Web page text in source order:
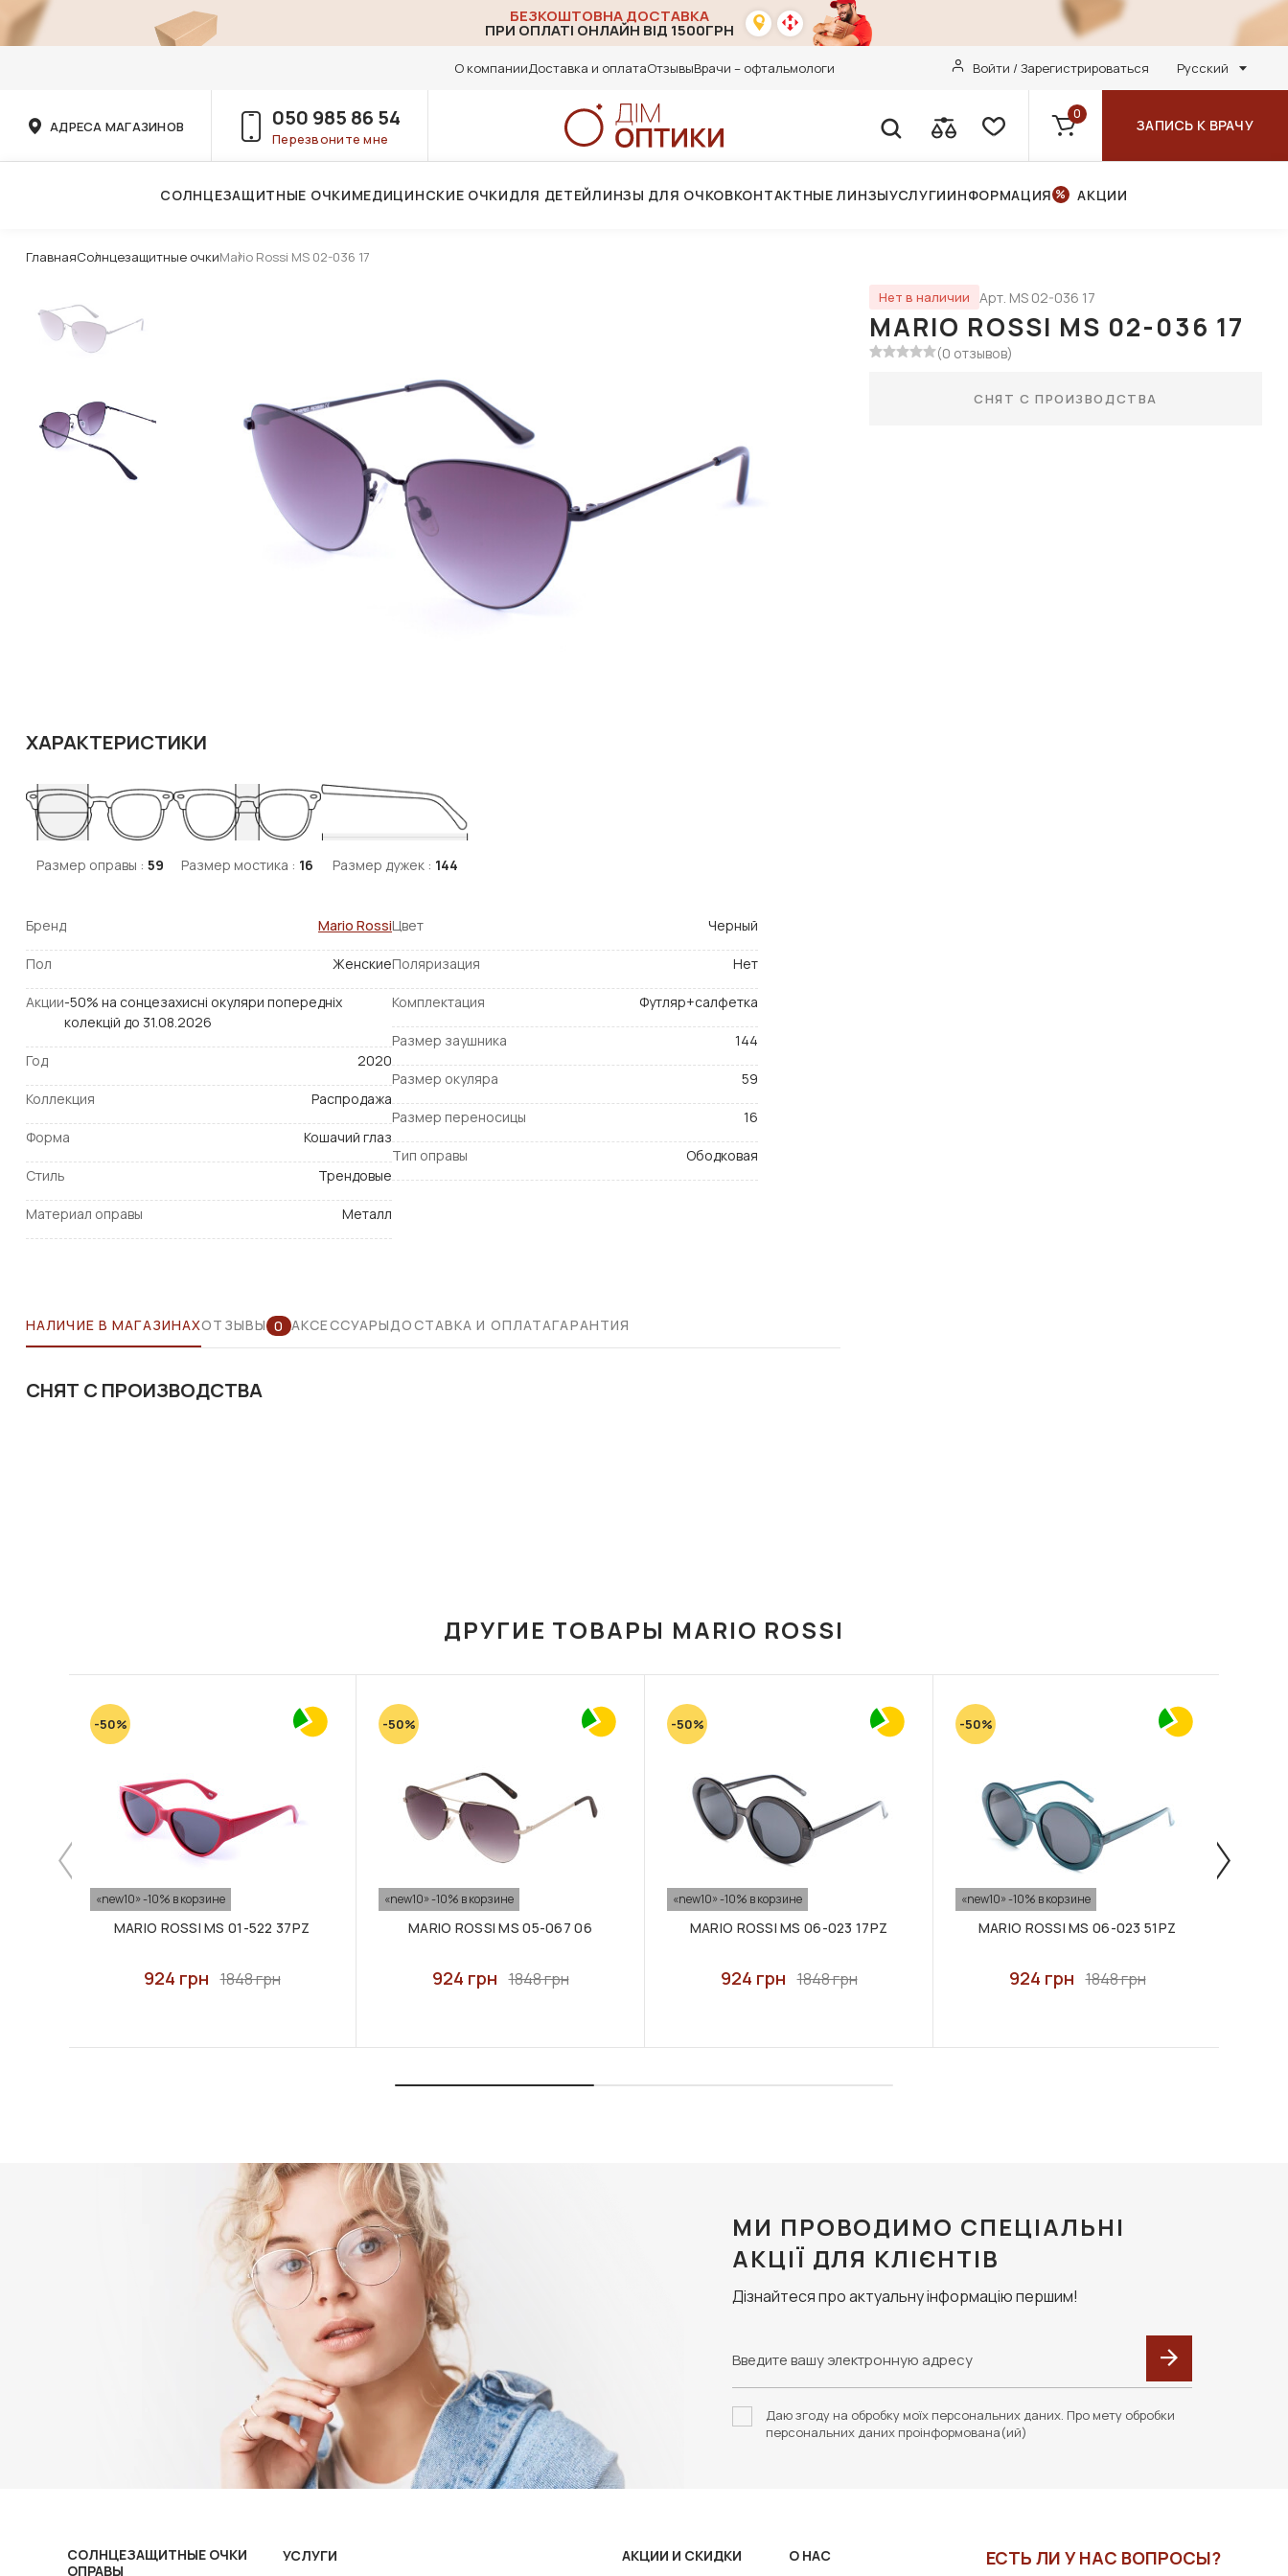
БЕЗКОШТОВНА ДОСТАВКА
ПРИ ОПЛАТІ ОНЛАЙН ВІД 1500ГРН
О компанииДоставка и оплатаОтзывыВрачи – офтальмологи Войти / Зарегистрироваться Русский
АДРЕСА МАГАЗИНОВ 050 985 86 54
Перезвоните мне
0
ЗАПИСЬ К ВРАЧУ
СОЛНЦЕЗАЩИТНЫЕ ОЧКИМЕДИЦИНСКИЕ ОЧКИДЛЯ ДЕТЕЙЛИНЗЫ ДЛЯ ОЧКОВКОНТАКТНЫЕ ЛИНЗЫУСЛУГИИНФОРМАЦИЯ АКЦИИ
ГлавнаяСолнцезащитные очкиMario Rossi MS 02-036 17
Нет в наличии Арт. MS 02-036 17
MARIO ROSSI MS 02-036 17
(0 отзывов)
СНЯТ С ПРОИЗВОДСТВА
ХАРАКТЕРИСТИКИ
Размер оправы : 59 Размер мостика : 16 Размер дужек : 144
Бренд Mario Rossi
Пол Женские
Акции-50% на сонцезахисні окуляри попередніх
колекцій до 31.08.2026
Год 2020
Коллекция Распродажа
Форма Кошачий глаз
Стиль Трендовые
Материал оправы Металл
Цвет Черный
Поляризация Нет
Комплектация Футляр+салфетка
Размер заушника 144
Размер окуляра 59
Размер переносицы 16
Тип оправы Ободковая
НАЛИЧИЕ В МАГАЗИНАХОТЗЫВЫ 0 АКСЕССУАРЫДОСТАВКА И ОПЛАТАГАРАНТИЯ
СНЯТ С ПРОИЗВОДСТВА
ДРУГИЕ ТОВАРЫ MARIO ROSSI
-50%
«new10» -10% в корзине
MARIO ROSSI MS 01-522 37PZ
924 грн 1848 грн
-50%
«new10» -10% в корзине
MARIO ROSSI MS 05-067 06
924 грн 1848 грн
-50%
«new10» -10% в корзине
MARIO ROSSI MS 06-023 17PZ
924 грн 1848 грн
-50%
«new10» -10% в корзине
MARIO ROSSI MS 06-023 51PZ
924 грн 1848 грн
МИ ПРОВОДИМО СПЕЦІАЛЬНІ
АКЦІЇ ДЛЯ КЛІЄНТІВ
Дізнайтеся про актуальну інформацію першим!
Даю згоду на обробку моїх персональних даних. Про мету обробки
персональних даних проінформована(ий)
СОЛНЦЕЗАЩИТНЫЕ ОЧКИ
ОПРАВЫ
УСЛУГИ АКЦИИ И СКИДКИ О НАС ЕСТЬ ЛИ У НАС ВОПРОСЫ?